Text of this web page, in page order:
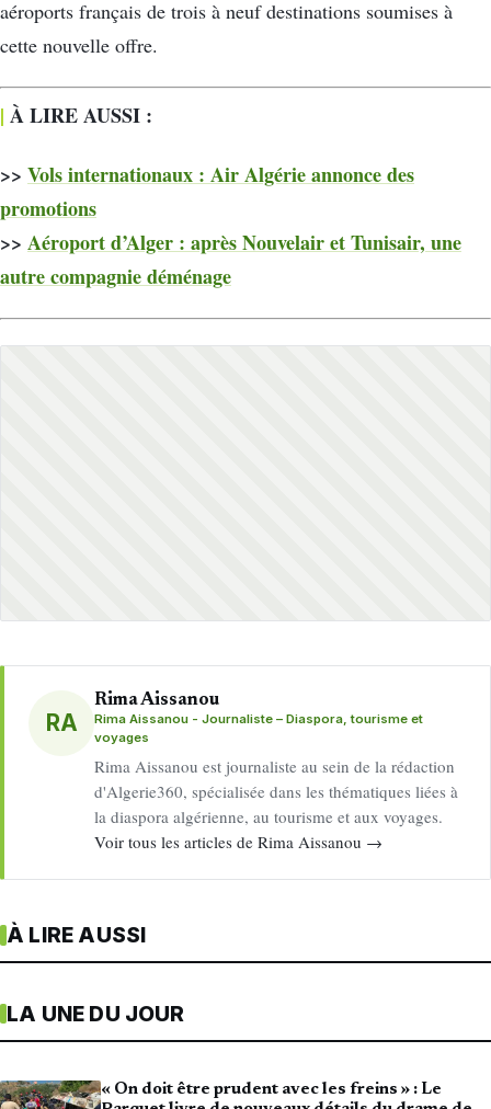
aéroports français de trois à neuf destinations soumises à
cette nouvelle offre.
| À LIRE AUSSI :
>> Vols internationaux : Air Algérie annonce des
promotions
>> Aéroport d’Alger : après Nouvelair et Tunisair, une
autre compagnie déménage
RA
Rima Aissanou
Rima Aissanou - Journaliste – Diaspora, tourisme et
voyages
Rima Aissanou est journaliste au sein de la rédaction
d'Algerie360, spécialisée dans les thématiques liées à
la diaspora algérienne, au tourisme et aux voyages.
Voir tous les articles de Rima Aissanou →
À LIRE AUSSI
LA UNE DU JOUR
« On doit être prudent avec les freins » : Le